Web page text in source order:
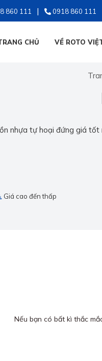
860 111 0918 860 111
CHỦ VỀ ROTO
nhựa tự hoại đứng giá tốt
Giá cao đến thấp
Nếu bạn có bất kì thắc